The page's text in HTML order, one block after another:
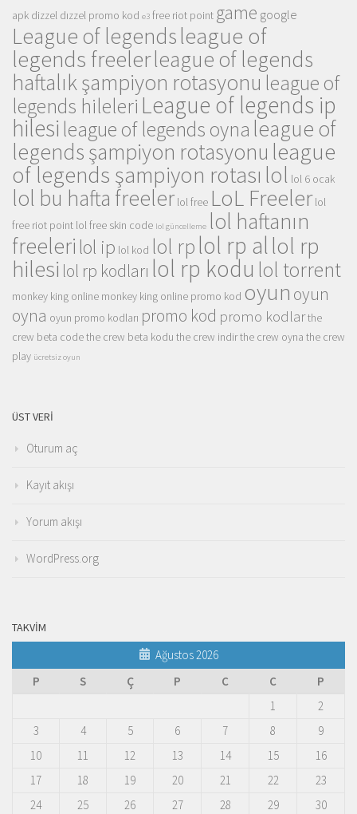
apk dizzel dızzel promo kod e3 free riot point game google
League of legendsleague of
legends freelerleague of legends
haftalık şampiyon rotasyonu league of
legends hileleri League of legends ip
hilesi league of legends oyna league of
legends şampiyon rotasyonu league
of legends şampiyon rotası lol lol 6 ocak
lol bu hafta freeler lol free LoL Freeler lol
free riot point lol free skin code lol güncelleme lol haftanın
freeleri lol ip lol kod lol rplol rp allol rp
hilesi lol rp kodları lol rp kodu lol torrent
monkey king online monkey king online promo kod oyun oyun
oyna oyun promo kodları promo kod promo kodlarthe
crew beta codethe crew beta kodu the crew indirthe crew oyna the crew
play ücretsiz oyun
ÜST VERI
Oturum aç
Kayıt akışı
Yorum akışı
WordPress.org
TAKVIM
Ağustos 2026
P
S Ç P C C
P
1
2
3
4 5 6 7 8
9
10
11 12 13 14 15
16
17
18 19 20 21 22
23
24
25 26 27 28 29
30